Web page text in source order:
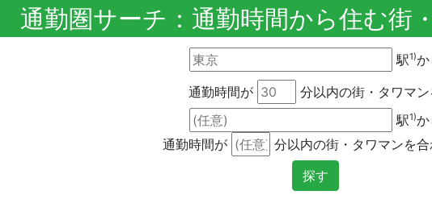
通勤圏サーチ：通勤時間から住む街
駅1)か
通勤時間が
分以内の街・タワマン
駅1)か
通勤時間が
分以内の街・タワマンを合
探す